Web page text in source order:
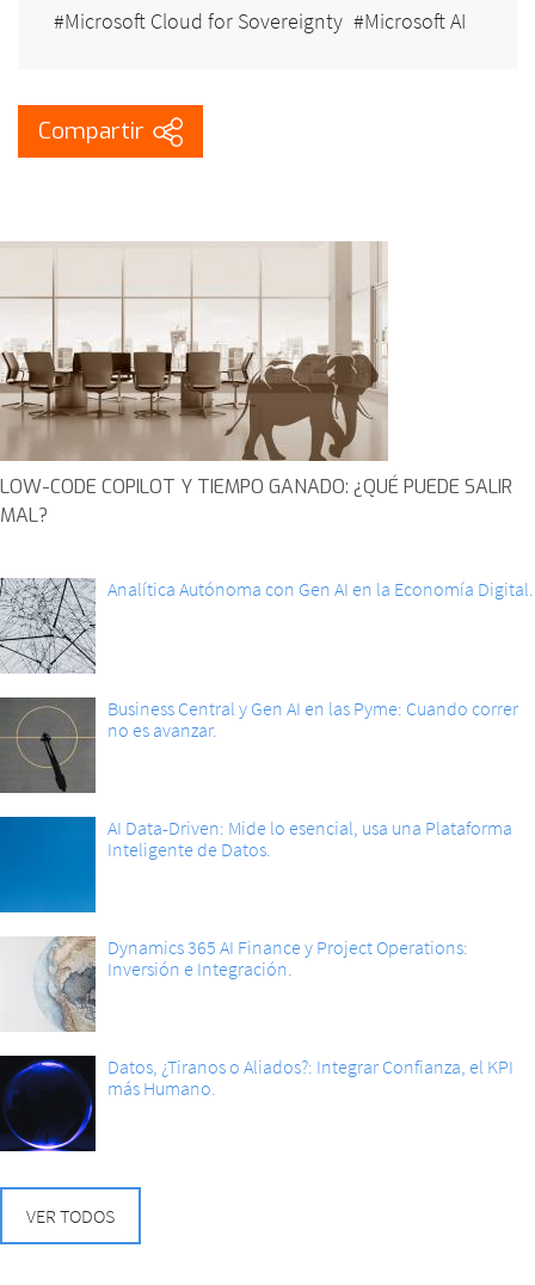
Microsoft Cloud for Sovereignty Microsoft AI
LOW-CODE COPILOT Y TIEMPO GANADO: ¿QUÉ PUEDE SALIR
MAL?
Analítica Autónoma con Gen AI en la Economía Digital.
Business Central y Gen AI en las Pyme: Cuando correr
no es avanzar.
AI Data-Driven: Mide lo esencial, usa una Plataforma
Inteligente de Datos.
Dynamics 365 AI Finance y Project Operations:
Inversión e Integración.
Datos, ¿Tiranos o Aliados?: Integrar Confianza, el KPI
más Humano.
VER TODOS